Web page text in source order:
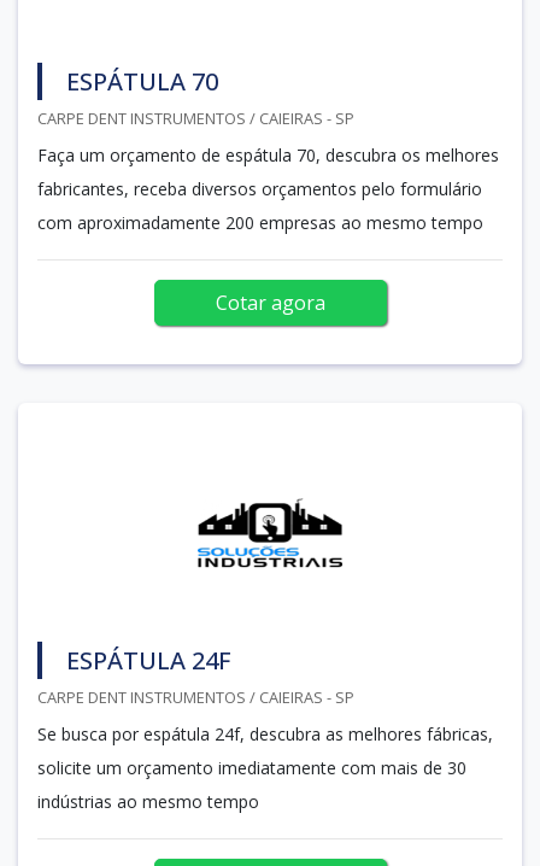
ESPÁTULA 70
CARPE DENT INSTRUMENTOS / CAIEIRAS - SP
Faça um orçamento de espátula 70, descubra os melhores
fabricantes, receba diversos orçamentos pelo formulário
com aproximadamente 200 empresas ao mesmo tempo
Cotar agora
ESPÁTULA 24F
CARPE DENT INSTRUMENTOS / CAIEIRAS - SP
Se busca por espátula 24f, descubra as melhores fábricas,
solicite um orçamento imediatamente com mais de 30
indústrias ao mesmo tempo